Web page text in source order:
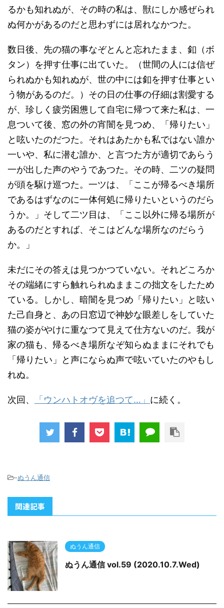
るかも知れぬが、その時の私は、獣にしか感ぜられ
ぬ何かがあるのだと思わずには居れなかつた。
数日後、先の猫の事なぞとんと忘れたまま、釦（ボ
タン）を押す仕事に出ていた。（世間の人には信ぜ
られぬかも知れぬが、世の中には釦を押す仕事とい
う物があるのだ。）その日の仕事の仔細は割愛する
が、珍しく疲労困憊して自宅に帰つて来た私は、一
息ついて後、窓の外の宵闇を見つめ、「帰りたい」
と呟いたのだつた。それはあたかも私ではない誰か
一いや、私に潜む誰か、と言つた方が適切であらう
一が出した声のやうであつた。その時、二ツの疑問
が頭を駆け巡つた。一ツは、「ここが帰るべき場所
であるはずなのに一体何処に帰りたいというのだら
うか。」そして二ツ目は、「ここ以外に帰る場所が
あるのだとすれば、そこはどんな場所なのだらう
か。」
未だにその答えは見つかつていない。それどころか
その端緒にすら触れられぬままこの拙文をしたため
ている。しかし、暗闇を見つめ「帰りたい」と呟い
た己自身と、あの日窓辺で神妙な眼差しをしていた
猫の姿がやけに重なつて見えて仕方ないのだ。我が
家の猫も、帰るべき場所なぞ知らぬままにそれでも
「帰りたい」と声にならぬ声で呟いていたのやもし
れぬ。
次回、 「ウンハトオヴを追つて…」 に続く。
-ぬうん通信
関連記事
ぬうん通信
ぬうん通信 vol.59 (2020.10.7.Wed)